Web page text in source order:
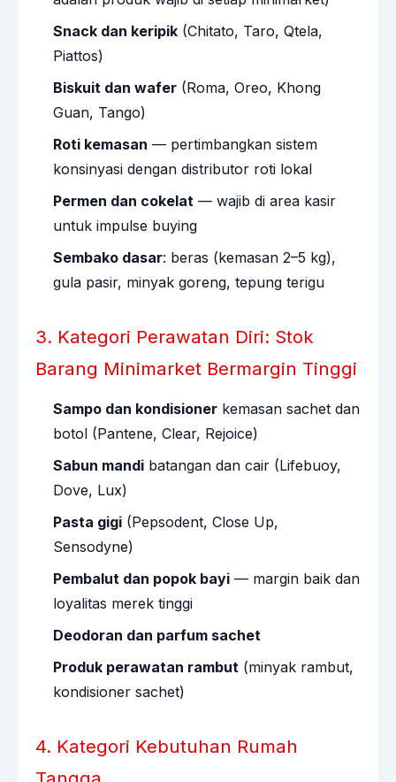
Snack dan keripik (Chitato, Taro, Qtela,
Piattos)
Biskuit dan wafer (Roma, Oreo, Khong
Guan, Tango)
Roti kemasan — pertimbangkan sistem
konsinyasi dengan distributor roti lokal
Permen dan cokelat — wajib di area kasir
untuk impulse buying
Sembako dasar: beras (kemasan 2–5 kg),
gula pasir, minyak goreng, tepung terigu
3. Kategori Perawatan Diri: Stok
Barang Minimarket Bermargin Tinggi
Sampo dan kondisioner kemasan sachet dan
botol (Pantene, Clear, Rejoice)
Sabun mandi batangan dan cair (Lifebuoy,
Dove, Lux)
Pasta gigi (Pepsodent, Close Up,
Sensodyne)
Pembalut dan popok bayi — margin baik dan
loyalitas merek tinggi
Deodoran dan parfum sachet
Produk perawatan rambut (minyak rambut,
kondisioner sachet)
4. Kategori Kebutuhan Rumah